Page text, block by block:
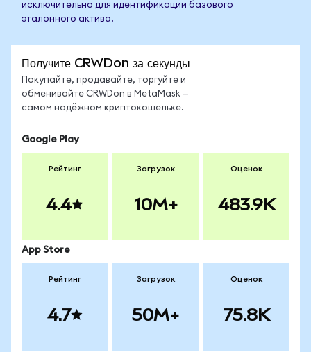
исключительно для идентификации базового
эталонного актива.
Получите CRWDon за секунды
Покупайте, продавайте, торгуйте и
обменивайте CRWDon в MetaMask —
самом надёжном криптокошельке.
Google Play
Рейтинг
4.4
Загрузок
10M+
Оценок
483.9K
App Store
Рейтинг
4.7
Загрузок
50M+
Оценок
75.8K